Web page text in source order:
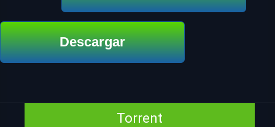
Descargar
Torrent